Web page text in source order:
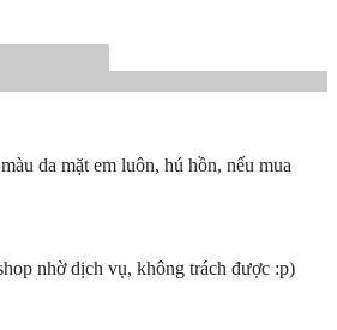
da mặt em luôn, hú hồn, nếu mua
nhờ dịch vụ, không trách được :p)